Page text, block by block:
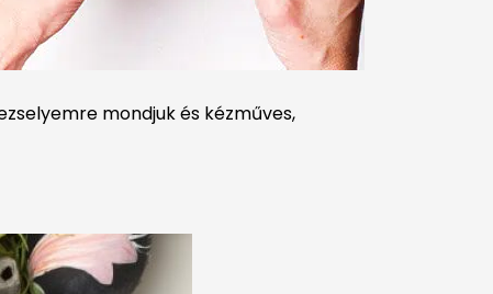
mondjuk és kézműves,